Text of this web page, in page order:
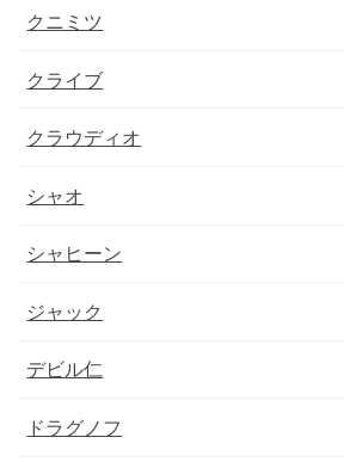
クニミツ
クライブ
クラウディオ
シャオ
シャヒーン
ジャック
デビル仁
ドラグノフ